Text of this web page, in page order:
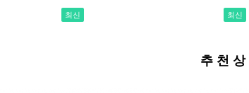
최신 최신
추 천 상